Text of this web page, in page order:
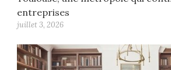
entreprises
juillet 3, 2026